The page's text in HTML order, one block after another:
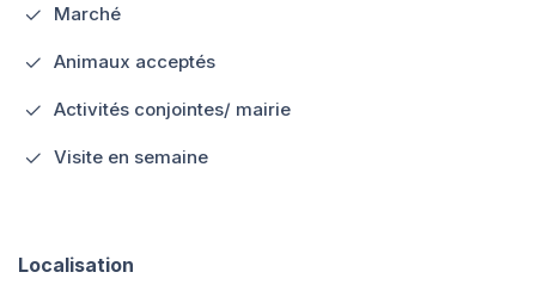
Marché
Animaux acceptés
Activités conjointes/ mairie
Visite en semaine
Localisation